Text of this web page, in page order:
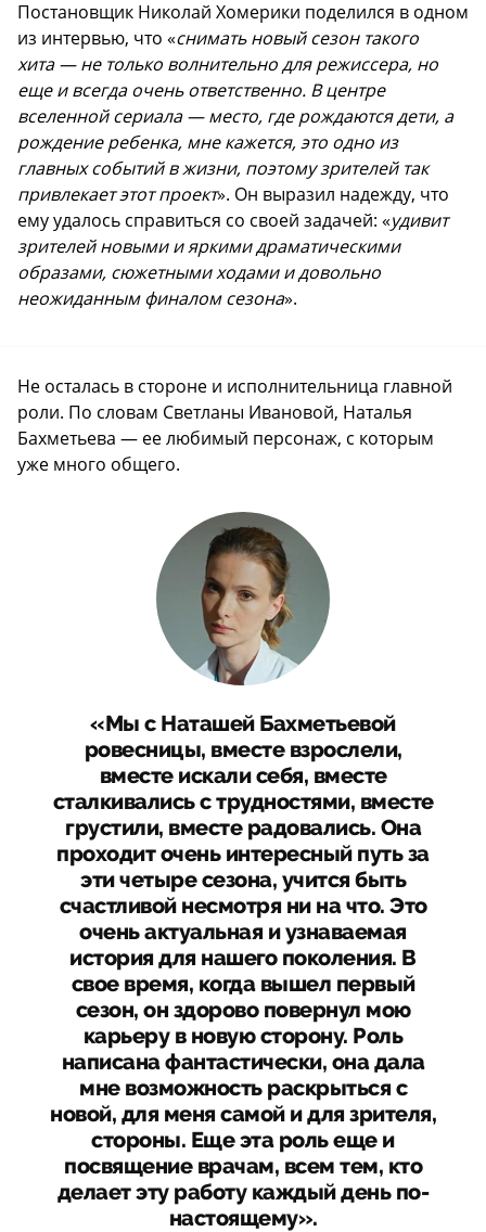
Постановщик Николай Хомерики поделился в одном
из интервью, что «снимать новый сезон такого
хита — не только волнительно для режиссера, но
еще и всегда очень ответственно. В центре
вселенной сериала — место, где рождаются дети, а
рождение ребенка, мне кажется, это одно из
главных событий в жизни, поэтому зрителей так
привлекает этот проект». Он выразил надежду, что
ему удалось справиться со своей задачей: «удивит
зрителей новыми и яркими драматическими
образами, сюжетными ходами и довольно
неожиданным финалом сезона».
Не осталась в стороне и исполнительница главной
роли. По словам Светланы Ивановой, Наталья
Бахметьева — ее любимый персонаж, с которым
уже много общего.
«Мы с Наташей Бахметьевой
ровесницы, вместе взрослели,
вместе искали себя, вместе
сталкивались с трудностями, вместе
грустили, вместе радовались. Она
проходит очень интересный путь за
эти четыре сезона, учится быть
счастливой несмотря ни на что. Это
очень актуальная и узнаваемая
история для нашего поколения. В
свое время, когда вышел первый
сезон, он здорово повернул мою
карьеру в новую сторону. Роль
написана фантастически, она дала
мне возможность раскрыться с
новой, для меня самой и для зрителя,
стороны. Еще эта роль еще и
посвящение врачам, всем тем, кто
делает эту работу каждый день по-
настоящему».